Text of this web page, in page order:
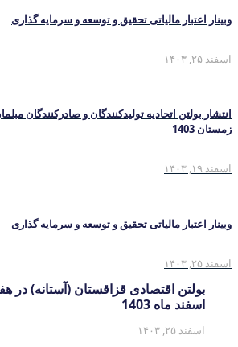
وبینار اعتبار مالیاتی تحقیق و توسعه و سرمایه گذاری
اسفند ۲۵, ۱۴۰۳
انتشار بولتن اتحادیه تولیدکنندگان و صادرکنندگان
زمستان 1403
اسفند ۱۹, ۱۴۰۳
وبینار اعتبار مالیاتی تحقیق و توسعه و سرمایه گذاری
اسفند ۲۵, ۱۴۰۳
بولتن اقتصادی قزاقستان (آستانه) در
اسفند ماه 1403
اسفند ۲۵, ۱۴۰۳